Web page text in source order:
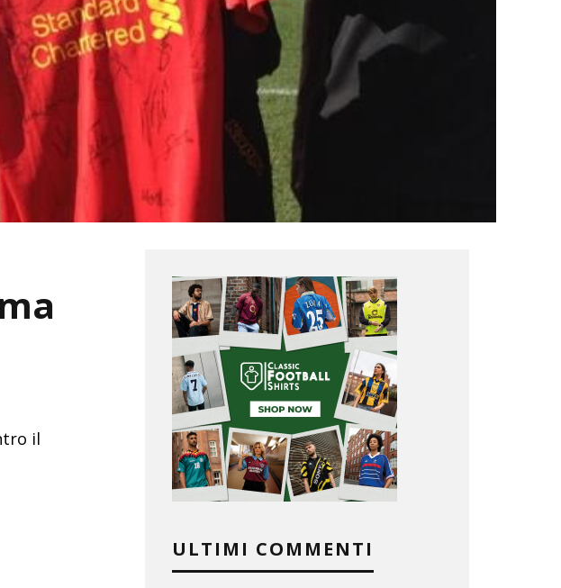
il
ULTIMI COMMENTI